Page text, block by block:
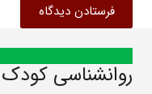
فرستادن دیدگاه
روانشناسی کودک